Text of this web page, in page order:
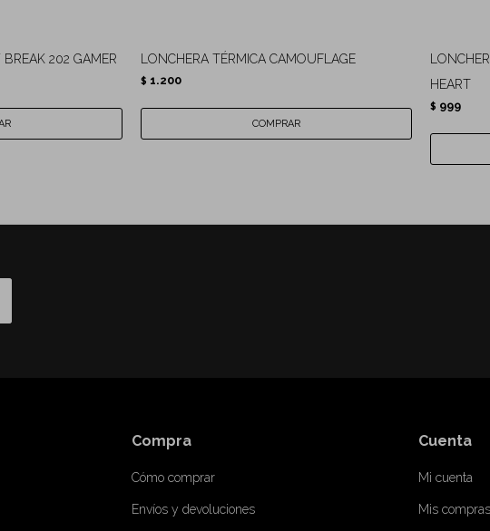
BREAK 202 GAMER LONCHERA TÉRMICA CAMOUFLAGE
$ 1.200
HEART
$ 999
Compra
Cómo comprar
Envíos y devoluciones
Cuenta
Mi cuenta
Mis compras